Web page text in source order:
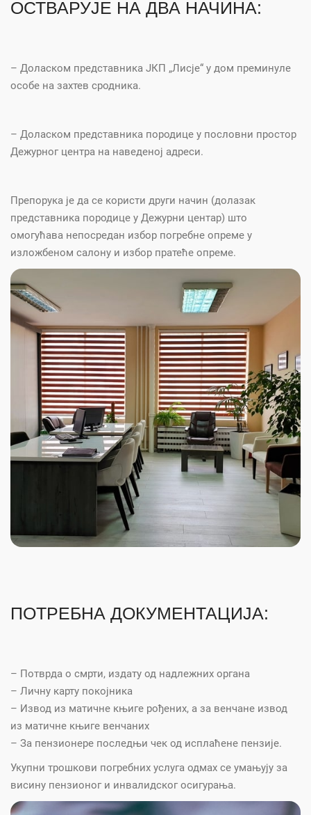
ОСТВАРУЈЕ НА ДВА НАЧИНА:
– Доласком представника ЈКП „Лисје“ у дом преминуле
особе на захтев сродника.
– Доласком представника породице у пословни простор
Дежурног центра на наведеној адреси.
Препорука је да се користи други начин (долазак
представника породице у Дежурни центар) што
омогућава непосредан избор погребне опреме у
изложбеном салону и избор пратеће опреме.
ПОТРЕБНА ДОКУМЕНТАЦИЈА:
– Потврда о смрти, издату од надлежних органа
– Личну карту покојника
– Извод из матичне књиге рођених, а за венчане извод
из матичне књиге венчаних
– За пензионере последњи чек од исплаћене пензије.
Укупни трошкови погребних услуга одмах се умањују за
висину пензионог и инвалидског осигурања.